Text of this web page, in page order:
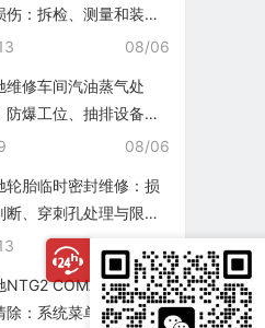
伤：拆检、测量和装复
08/06
维修车间汽油蒸气处
防爆工位、抽排设备与
集
08/06
轮胎临时密封维修：损
断、穿刺孔处理与限速
08/06
NTG2 COMAND个人数
除：系统菜单、恢复出